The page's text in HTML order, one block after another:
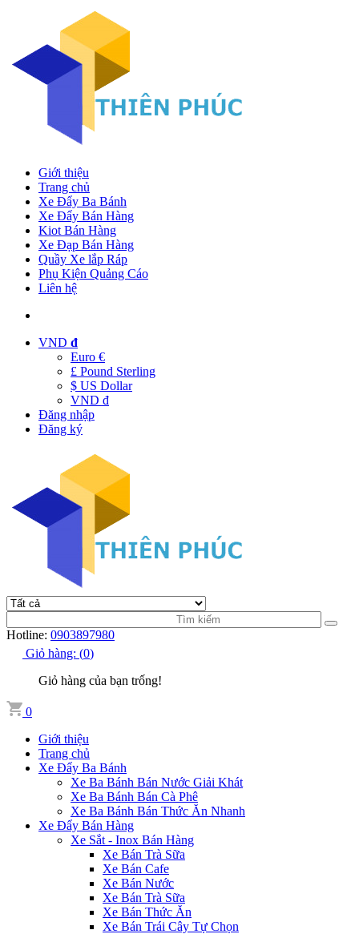
Giới thiệu
Trang chủ
Xe Đẩy Ba Bánh
Xe Đẩy Bán Hàng
Kiot Bán Hàng
Xe Đạp Bán Hàng
Quầy Xe lắp Ráp
Phụ Kiện Quảng Cáo
Liên hệ
VND đ
Euro €
£ Pound Sterling
$ US Dollar
VND đ
Đăng nhập
Đăng ký
Hotline: 0903897980
Giỏ hàng: (0)
Giỏ hàng của bạn trống!
0
Giới thiệu
Trang chủ
Xe Đẩy Ba Bánh
Xe Ba Bánh Bán Nước Giải Khát
Xe Ba Bánh Bán Cà Phê
Xe Ba Bánh Bán Thức Ăn Nhanh
Xe Đẩy Bán Hàng
Xe Sắt - Inox Bán Hàng
Xe Bán Trà Sữa
Xe Bán Cafe
Xe Bán Nước
Xe Bán Trà Sữa
Xe Bán Thức Ăn
Xe Bán Trái Cây Tự Chọn